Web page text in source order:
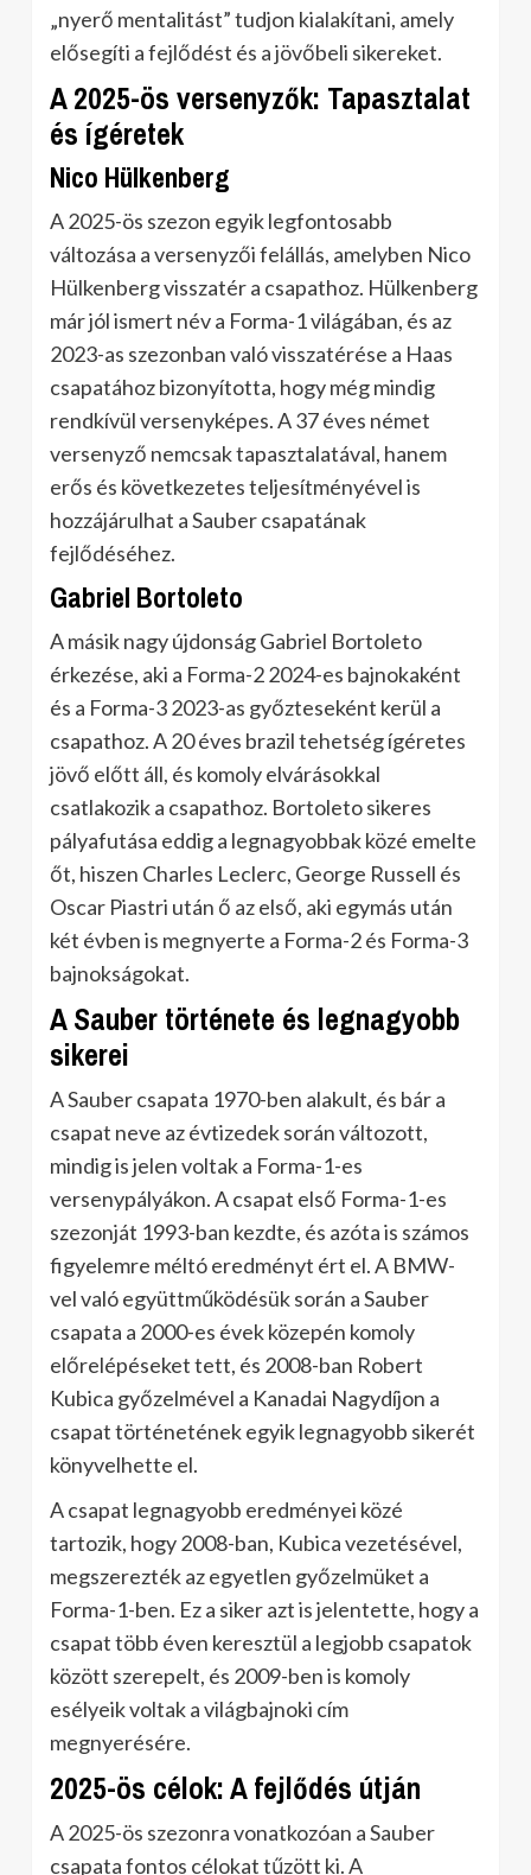
„nyerő mentalitást” tudjon kialakítani, amely
elősegíti a fejlődést és a jövőbeli sikereket.
A 2025-ös versenyzők: Tapasztalat
és ígéretek
Nico Hülkenberg
A 2025-ös szezon egyik legfontosabb
változása a versenyzői felállás, amelyben Nico
Hülkenberg visszatér a csapathoz. Hülkenberg
már jól ismert név a Forma-1 világában, és az
2023-as szezonban való visszatérése a Haas
csapatához bizonyította, hogy még mindig
rendkívül versenyképes. A 37 éves német
versenyző nemcsak tapasztalatával, hanem
erős és következetes teljesítményével is
hozzájárulhat a Sauber csapatának
fejlődéséhez.
Gabriel Bortoleto
A másik nagy újdonság Gabriel Bortoleto
érkezése, aki a Forma-2 2024-es bajnokaként
és a Forma-3 2023-as győzteseként kerül a
csapathoz. A 20 éves brazil tehetség ígéretes
jövő előtt áll, és komoly elvárásokkal
csatlakozik a csapathoz. Bortoleto sikeres
pályafutása eddig a legnagyobbak közé emelte
őt, hiszen Charles Leclerc, George Russell és
Oscar Piastri után ő az első, aki egymás után
két évben is megnyerte a Forma-2 és Forma-3
bajnokságokat.
A Sauber története és legnagyobb
sikerei
A Sauber csapata 1970-ben alakult, és bár a
csapat neve az évtizedek során változott,
mindig is jelen voltak a Forma-1-es
versenypályákon. A csapat első Forma-1-es
szezonját 1993-ban kezdte, és azóta is számos
figyelemre méltó eredményt ért el. A BMW-
vel való együttműködésük során a Sauber
csapata a 2000-es évek közepén komoly
előrelépéseket tett, és 2008-ban Robert
Kubica győzelmével a Kanadai Nagydíjon a
csapat történetének egyik legnagyobb sikerét
könyvelhette el.
A csapat legnagyobb eredményei közé
tartozik, hogy 2008-ban, Kubica vezetésével,
megszerezték az egyetlen győzelmüket a
Forma-1-ben. Ez a siker azt is jelentette, hogy a
csapat több éven keresztül a legjobb csapatok
között szerepelt, és 2009-ben is komoly
esélyeik voltak a világbajnoki cím
megnyerésére.
2025-ös célok: A fejlődés útján
A 2025-ös szezonra vonatkozóan a Sauber
csapata fontos célokat tűzött ki. A